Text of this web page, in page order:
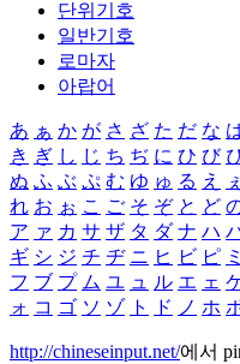
단위기호
일반기호
로마자
아랍어
あ ぁ か が さ ざ た だ な
き ぎ し じ ち ぢ に ひ び
ぬ ふ ぶ ぷ む ゆ ゅ る え ぇ
れ お ぉ こ ご そ ぞ と ど
ア ァ カ サ ザ タ ダ ナ ハ
ギ シ ジ チ ヂ ニ ヒ ビ ピ ミ
フ ブ プ ム ユ ュ ル エ ェ
ォ コ ゴ ソ ゾ ト ド ノ ホ
http://chineseinput.net/에서